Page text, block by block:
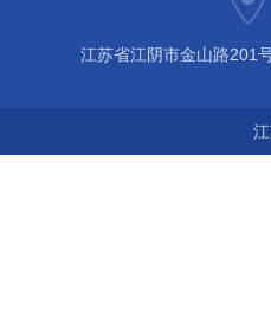
江苏省江阴市金山路201